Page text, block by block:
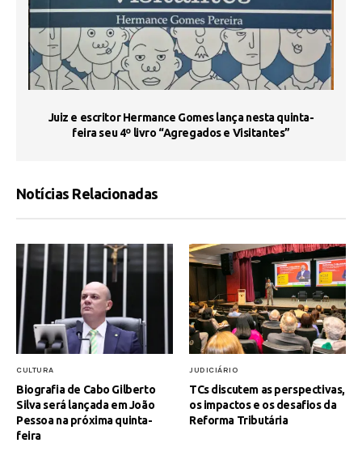
Juiz e escritor Hermance Gomes lança nesta quinta-
feira seu 4º livro “Agregados e Visitantes”
Notícias Relacionadas
CULTURA
Biografia de Cabo Gilberto
Silva será lançada em João
Pessoa na próxima quinta-
feira
JUDICIÁRIO
TCs discutem as perspectivas,
os impactos e os desafios da
Reforma Tributária